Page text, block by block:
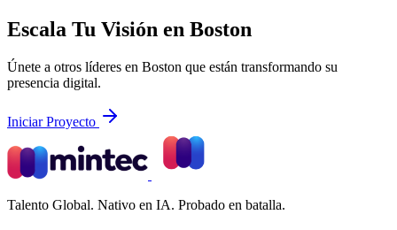
Escala Tu Visión en Boston
Únete a otros líderes en Boston que están transformando su
presencia digital.
Iniciar Proyecto
Talento Global. Nativo en IA. Probado en batalla.